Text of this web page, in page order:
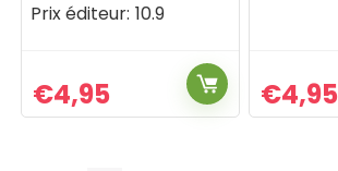
Prix éditeur: 10.9
€4,95 €4,95